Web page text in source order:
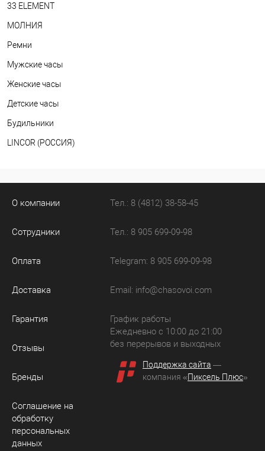
33 ELEMENT
МОЛНИЯ
Ремни
Мужские часы
Женские часы
Детские часы
Будильники
LINCOR (РОССИЯ)
О компании
Сотрудники
Оплата
Доставка
Гарантия
Отзывы
Бренды
Соглашение на
обработку
персональных
данных
Тел.: 8 (4812) 38-58-45
Тел.: 8 905 699-09-98
Telegram: 8 905 699-09-98
Email: info@chasovoi.com
График работы
Ежедневно с 10:00 до 21:00
без перерывов и выходных
Поддержка сайта —
компания «Пиксель Плюс»